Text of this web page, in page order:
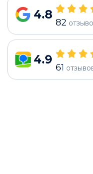
4.8
82
4.9
61